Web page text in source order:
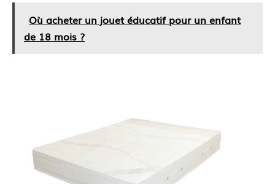
Où acheter un jouet éducatif pour un enfant
de 18 mois ?